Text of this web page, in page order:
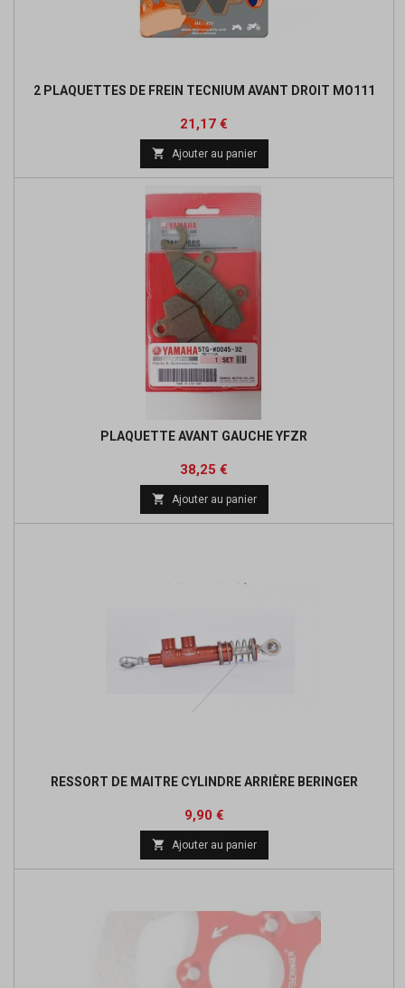
2 PLAQUETTES DE FREIN TECNIUM AVANT DROIT MO111
Prix
21,17 €
base
 Ajouter au panier
PLAQUETTE AVANT GAUCHE YFZR
Prix
38,25 €
base
 Ajouter au panier
RESSORT DE MAITRE CYLINDRE ARRIÈRE BERINGER
Prix
9,90 €
 Ajouter au panier